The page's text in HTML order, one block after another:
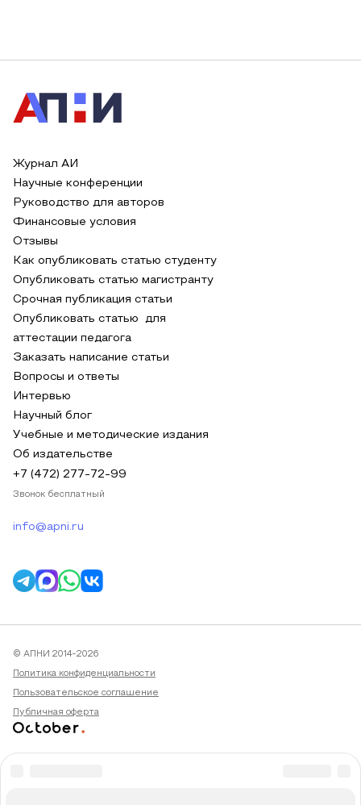
Журнал АИ
Научные конференции
Руководство для авторов
Финансовые условия
Отзывы
Как опубликовать статью студенту
Опубликовать статью магистранту
Срочная публикация статьи
Опубликовать статью для
аттестации педагога
Заказать написание статьи
Вопросы и ответы
Интервью
Научный блог
Учебные и методические издания
Об издательстве
+7 (472) 277-72-99
Звонок бесплатный
info@apni.ru
© АПНИ 2014-2026
Политика конфиденциальности
Пользовательское соглашение
Публичная оферта